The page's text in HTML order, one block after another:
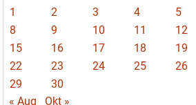
1 2 3 4 5
8
9 10 11 12
15
16 17 18 19
22
23 24 25 26
29
30
« Aug
Okt »